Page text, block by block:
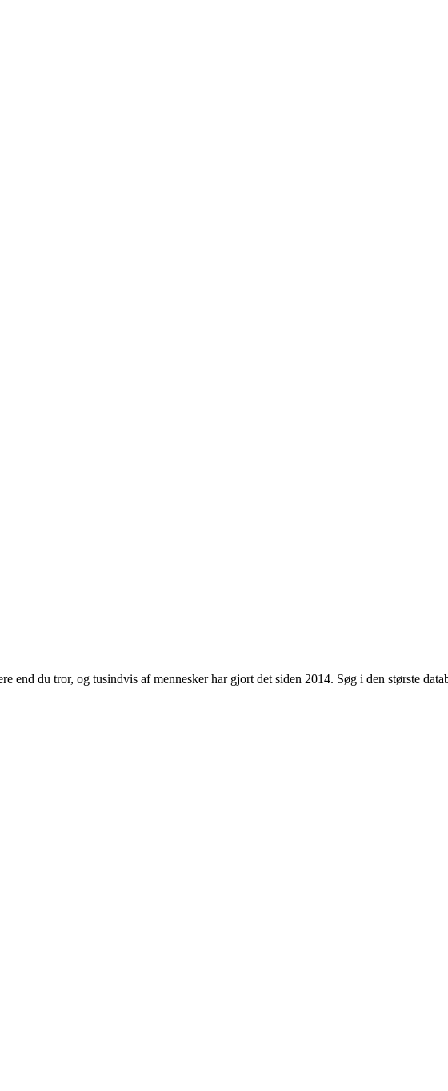
end du tror, og tusindvis af mennesker har gjort det siden 2014. Søg i den største